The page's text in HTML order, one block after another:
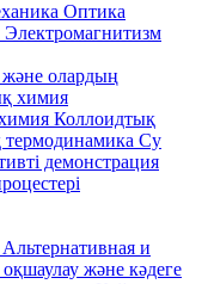
Оптика
Электромагнитизм
және олардың
химия
Коллоидтық
Су
демонстрация
Альтернативная и
және кәдеге